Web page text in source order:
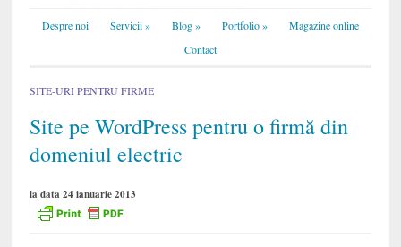
Despre noi Servicii» Blog» Portfolio»
Magazine online
Contact
SITE-URI PENTRU FIRME
Site pe WordPress pentru o firmă din
domeniul electric
la data 24 ianuarie 2013